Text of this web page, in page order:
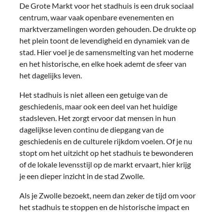
De Grote Markt voor het stadhuis is een druk sociaal
centrum, waar vaak openbare evenementen en
marktverzamelingen worden gehouden. De drukte op
het plein toont de levendigheid en dynamiek van de
stad. Hier voel je de samensmelting van het moderne
en het historische, en elke hoek ademt de sfeer van
het dagelijks leven.
Het stadhuis is niet alleen een getuige van de
geschiedenis, maar ook een deel van het huidige
stadsleven. Het zorgt ervoor dat mensen in hun
dagelijkse leven continu de diepgang van de
geschiedenis en de culturele rijkdom voelen. Of je nu
stopt om het uitzicht op het stadhuis te bewonderen
of de lokale levensstijl op de markt ervaart, hier krijg
je een dieper inzicht in de stad Zwolle.
Als je Zwolle bezoekt, neem dan zeker de tijd om voor
het stadhuis te stoppen en de historische impact en